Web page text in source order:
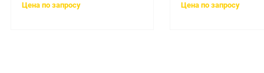
Цена по запросу Цена по запросу